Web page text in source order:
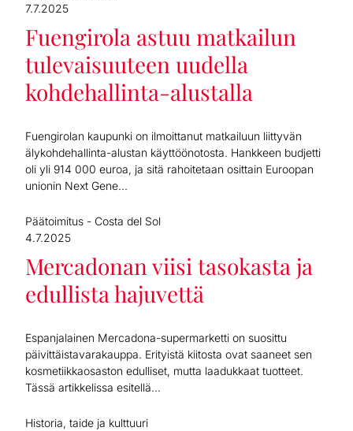
7.7.2025
Fuengirola astuu matkailun
tulevaisuuteen uudella
kohdehallinta-alustalla
Fuengirolan kaupunki on ilmoittanut matkailuun liittyvän
älykohdehallinta-alustan käyttöönotosta. Hankkeen budjetti
oli yli 914 000 euroa, ja sitä rahoitetaan osittain Euroopan
unionin Next Gene...
Päätoimitus - Costa del Sol
4.7.2025
Mercadonan viisi tasokasta ja
edullista hajuvettä
Espanjalainen Mercadona-supermarketti on suosittu
päivittäistavarakauppa. Erityistä kiitosta ovat saaneet sen
kosmetiikkaosaston edulliset, mutta laadukkaat tuotteet.
Tässä artikkelissa esitellä...
Historia, taide ja kulttuuri